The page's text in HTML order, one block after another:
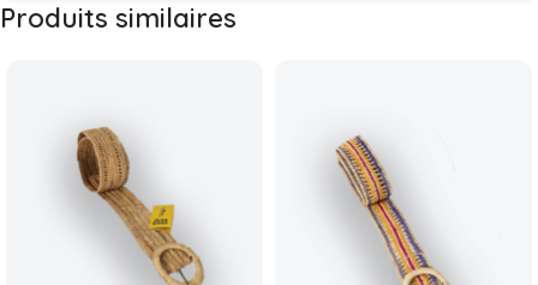
Produits similaires